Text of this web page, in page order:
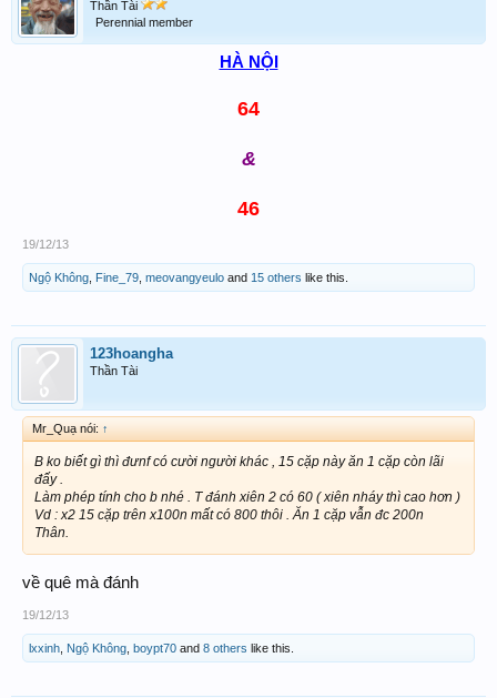
Thần Tài
Perennial member
HÀ NỘI
64
&
46
19/12/13
Ngộ Không Fine_79 meovangyeulo and 15 others like this.
123hoangha
Thần Tài
Mr_Quạ nói: ↑
B ko biết gì thì đưnf có cười người khác , 15 cặp này ăn 1 cặp còn lãi
đấy .
Làm phép tính cho b nhé . T đánh xiên 2 có 60 ( xiên nháy thì cao hơn )
Vd : x2 15 cặp trên x100n mất có 800 thôi . Ăn 1 cặp vẫn đc 200n
Thân.
về quê mà đánh
19/12/13
lxxinh Ngộ Không boypt70 and 8 others like this.